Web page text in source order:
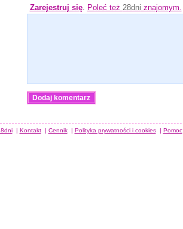
Zarejestruj się. Poleć też 28dni znajomym.
| Kontakt | Cennik | Polityka prywatności i cookies | Pomoc